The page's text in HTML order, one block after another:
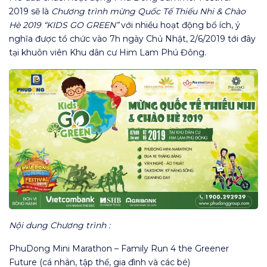
2019 sẽ là Chương trình mừng Quốc Tế Thiếu Nhi & Chào
Hè 2019 “KIDS GO GREEN”với nhiều hoạt động bổ ích, ý
nghĩa được tổ chức vào 7h ngày Chủ Nhật, 2/6/2019 tới đây
tại khuôn viên Khu dân cư Him Lam Phú Đông.
Nội dung Chương trình :
PhuDong Mini Marathon – Family Run 4 the Greener
Future (cá nhân, tập thể, gia đình và các bé)